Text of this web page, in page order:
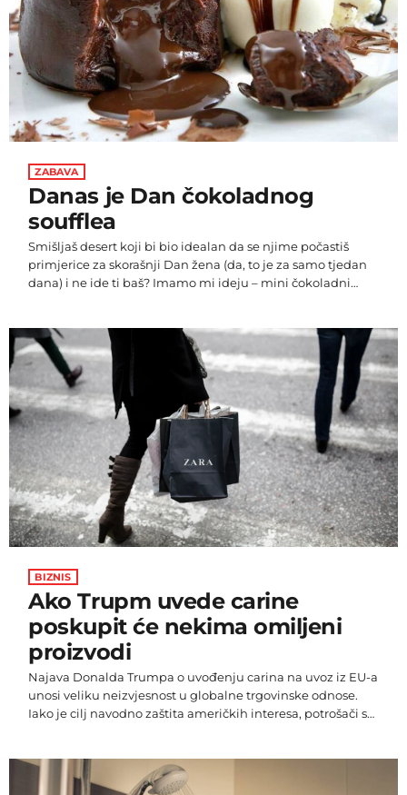
ZABAVA
Danas je Dan čokoladnog
soufflea
Smišljaš desert koji bi bio idealan da se njime počastiš
primjerice za skorašnji Dan žena (da, to je za samo tjedan
dana) i ne ide ti baš? Imamo mi ideju – mini čokoladni
danas je Dan čokoladnog soufflea, nije presladak –
napravljen je od tamne čokolade i u njega se dodaje vrlo
malo šećera. Brašna nema […]
BIZNIS
Ako Trupm uvede carine
poskupit će nekima omiljeni
proizvodi
Najava Donalda Trumpa o uvođenju carina na uvoz iz EU-a
unosi veliku neizvjesnost u globalne trgovinske odnose.
Iako je cilj navodno zaštita američkih interesa, potrošači s
predsjednik Donald Trump najavio je uvođenje carina od
25% na uvoz robe iz Europske unije, tvrdeći da je EU